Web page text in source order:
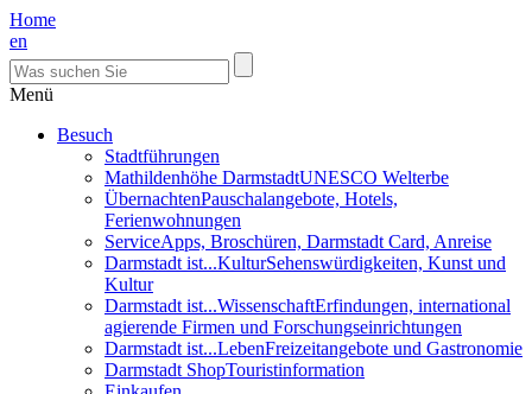
Home
en
Menü
Besuch
Stadtführungen
Mathildenhöhe DarmstadtUNESCO Welterbe
ÜbernachtenPauschalangebote, Hotels,
Ferienwohnungen
ServiceApps, Broschüren, Darmstadt Card, Anreise
Darmstadt ist...KulturSehenswürdigkeiten, Kunst und
Kultur
Darmstadt ist...WissenschaftErfindungen, international
agierende Firmen und Forschungseinrichtungen
Darmstadt ist...LebenFreizeitangebote und Gastronomie
Darmstadt ShopTouristinformation